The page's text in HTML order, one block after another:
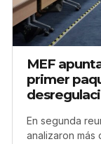
MEF
primer
En segunda
analizaron más